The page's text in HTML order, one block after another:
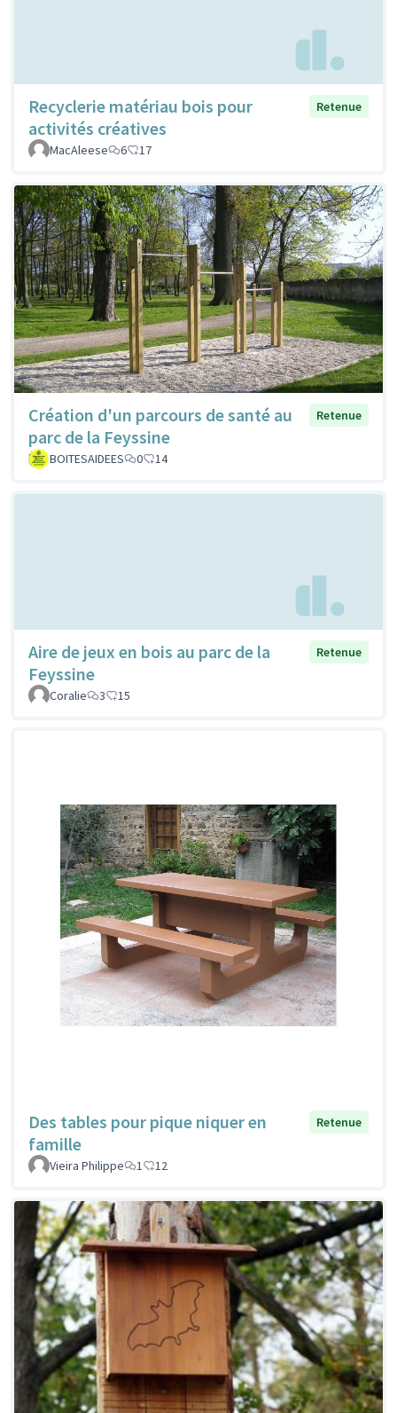
Recyclerie matériau bois pour
activités créatives
Retenue
MacAleese 6 17
Création d'un parcours de santé au
parc de la Feyssine
Retenue
BOITESAIDEES 0 14
Aire de jeux en bois au parc de la
Feyssine
Retenue
Coralie 3 15
Des tables pour pique niquer en
famille
Retenue
Vieira Philippe 1 12